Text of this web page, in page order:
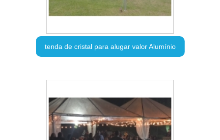
tenda de cristal para alugar valor Alumínio